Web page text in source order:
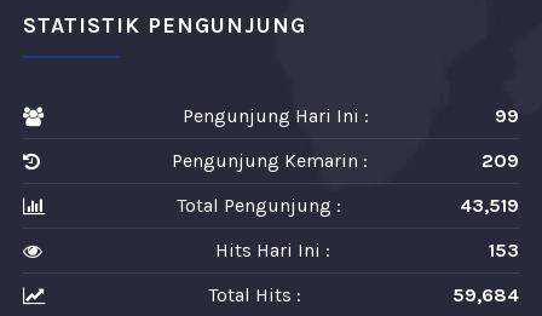
STATISTIK PENGUNJUNG
Pengunjung Hari Ini :
99
Pengunjung Kemarin :
209
Total Pengunjung :
43,519
Hits Hari Ini :
153
Total Hits :
59,684